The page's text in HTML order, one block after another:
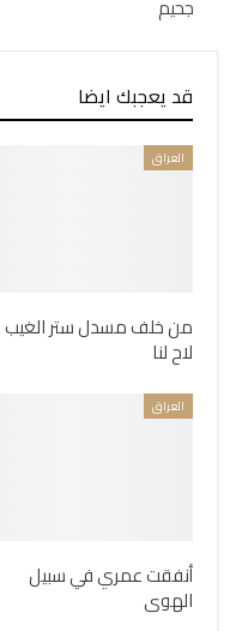
جحيم
قد يعجبك ايضا
العراق
من خلف مسدل ستر الغيب
لاح لنا
العراق
أنفقت عمري في سبيل
الهوى